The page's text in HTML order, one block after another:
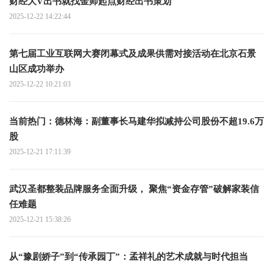
2025-12-22 14:22:44
第七届工业互联网大赛闭幕式及成果供需对接活动在北京石景
山区成功举办
2025-12-22 10:21:03
当前热门：德林海：副董事长马建华拟减持公司股份不超19.6万
股
2025-12-21 17:11:39
武汉圣都整装品牌服务全面升级， 聚焦“资金存管”破解家装信
任难题
2025-12-21 15:38:26
从“豫剧娇子”到“传承园丁”：孟祥礼的艺术成就与时代担当